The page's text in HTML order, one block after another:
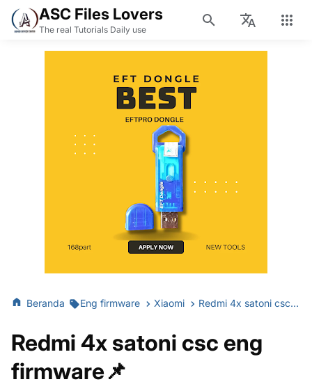
ASC Files Lovers
The real Tutorials Daily use
Beranda Eng firmware Xiaomi Redmi 4x satoni csc eng firmware📌
Redmi 4x satoni csc eng
firmware📌